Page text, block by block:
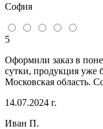
София
5
Оформили заказ в
сутки, продукция уже
Московская область.
14.07.2024 г.
Иван П.